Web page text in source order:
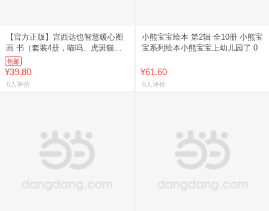
【官方正版】宫西达也智慧暖心图
画 书（套装4册，喵呜、虎斑猫和
黑
包邮
¥39.80
0人评价
小熊宝宝绘本 第2辑 全10册 小熊宝
宝系列绘本小熊宝宝上幼儿园了 0
¥61.60
0人评价